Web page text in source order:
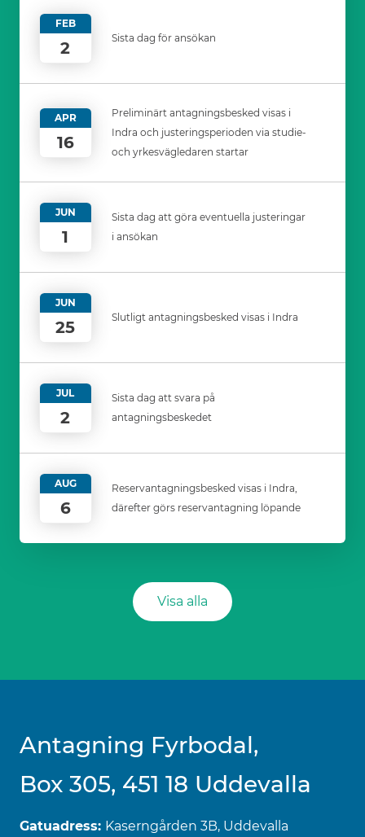
FEB
2
Sista dag för ansökan
APR
16
Preliminärt antagningsbesked visas i
Indra och justeringsperioden via studie-
och yrkesvägledaren startar
JUN
1
Sista dag att göra eventuella justeringar
i ansökan
JUN
25
Slutligt antagningsbesked visas i Indra
JUL
2
Sista dag att svara på
antagningsbeskedet
AUG
6
Reservantagningsbesked visas i Indra,
därefter görs reservantagning löpande
Visa alla
Antagning Fyrbodal,
Box 305, 451 18 Uddevalla
Gatuadress: Kaserngården 3B, Uddevalla